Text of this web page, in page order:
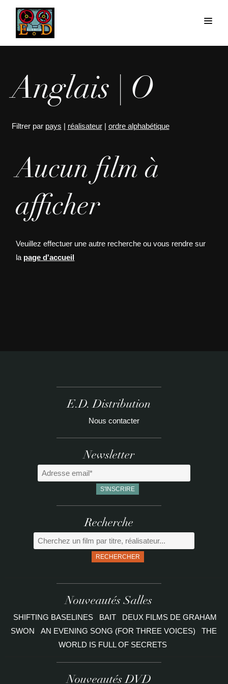
Anglais | O
Filtrer par pays | réalisateur| ordre alphabétique
Aucun film à
afficher
Veuillez effectuer une autre recherche ou vous rendre sur
la page d'accueil
E.D. Distribution
Nous contacter
Newsletter
Recherche
RECHERCHER
Nouveautés Salles
SHIFTING BASELINES BAIT
DEUX FILMS DE GRAHAM
SWON
AN EVENING SONG (FOR THREE VOICES)
THE
WORLD IS FULL OF SECRETS
Nouveautés DVD